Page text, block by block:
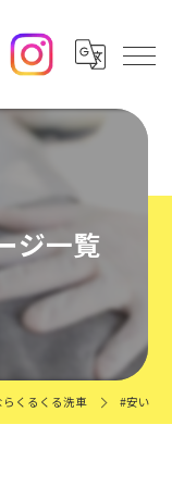
ジ一覧
くるくる洗車 #安い